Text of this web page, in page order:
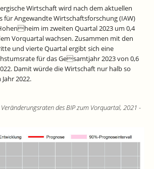
Wirtschaft wird nach dem aktuellen
für Angewandte Wirtschaftsforschung (IAW)
im zweiten Quartal 2023 um 0,4
Vorquartal wachsen. Zusammen mit den
und vierte Quartal ergibt sich eine
für das Gesamtjahr 2023 von 0,6
Damit würde die Wirtschaft nur halb so
2022.
des BIP zum Vorquartal, 2021 -